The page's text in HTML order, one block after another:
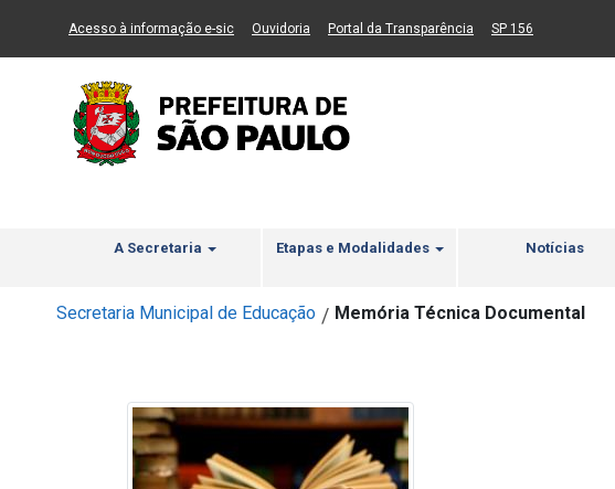
Ir ao Conteúdo Ir para menu principal 2 Ir para busca Ir para rodapé
Acesso à informação e-sic(Link para um novo sítio)
Ouvidoria (Link para um novo sítio)
Portal da Transparência (Link para um novo sítio)
SP 156
A Secretaria Etapas e Modalidades Notícias
Secretaria Municipal de Educação / Memória Técnica Documental